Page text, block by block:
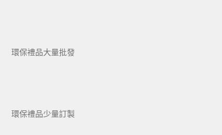
環保禮品大量批發
環保禮品少量訂製